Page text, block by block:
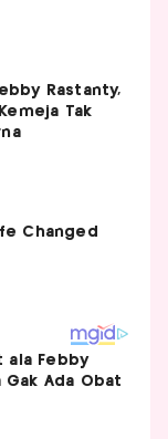
Rastanty,
Tak
ala Febby
Gak Ada Obat